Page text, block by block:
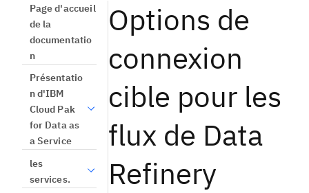
Page d'accueil
de la
documentatio
n
Présentatio
n d'IBM
Cloud Pak
for Data as
a Service
les
services.
Options de
connexion
cible pour les
flux de Data
Refinery